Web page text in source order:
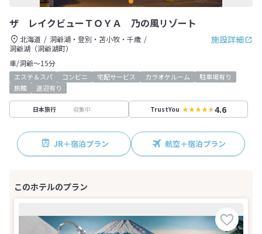
ザ レイクビューＴＯＹＡ 乃の風リゾート
施設詳細
北海道
洞爺湖・登別・苫小牧・千歳
洞爺湖（洞爺湖町）
車/洞爺～15分
エステ＆スパ コンビニ 宅配サービス カラオケルーム
駐車場有り
旅館
送迎有り
日本旅行 収集中 TrustYou 4.6
JR＋宿泊プラン 航空＋宿泊プラン